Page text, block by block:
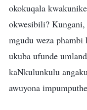
okokuqala
okwesibili? Kungani,
mgudu weza
ukuba ufunde
kaNkulunkulu
awuyona